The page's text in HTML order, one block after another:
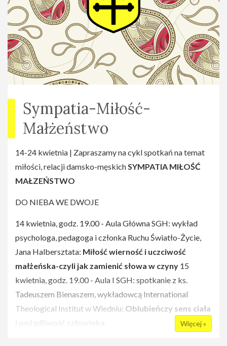
Sympatia-Miłość-
Małżeństwo
14-24 kwietnia | Zapraszamy na cykl spotkań na temat
miłości, relacji damsko-męskichSYMPATIA MIŁOŚĆ
MAŁZEŃSTWO
DO NIEBA WE DWOJE
14 kwietnia, godz. 19.00 - Aula Główna SGH: wykład
psychologa, pedagoga i członka Ruchu Światło-Życie,
Jana Halbersztata: Miłość wierność i uczciwość
małżeńska-czyli jak zamienić słowa w czyny 15
kwietnia, godz. 19.00 - Aula I SGH: spotkanie z ks.
Tadeuszem Bienaszem, wykładowcą International
Theological Institut w Wiedniu: Oblubieńczy sens ciała
Więcej »